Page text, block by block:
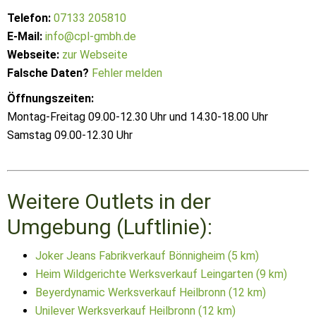
Telefon: 07133 205810
E-Mail: info@cpl-gmbh.de
Webseite: zur Webseite
Falsche Daten? Fehler melden
Öffnungszeiten:
Montag-Freitag 09.00-12.30 Uhr und 14.30-18.00 Uhr
Samstag 09.00-12.30 Uhr
Weitere Outlets in der
Umgebung (Luftlinie):
Joker Jeans Fabrikverkauf Bönnigheim (5 km)
Heim Wildgerichte Werksverkauf Leingarten (9 km)
Beyerdynamic Werksverkauf Heilbronn (12 km)
Unilever Werksverkauf Heilbronn (12 km)